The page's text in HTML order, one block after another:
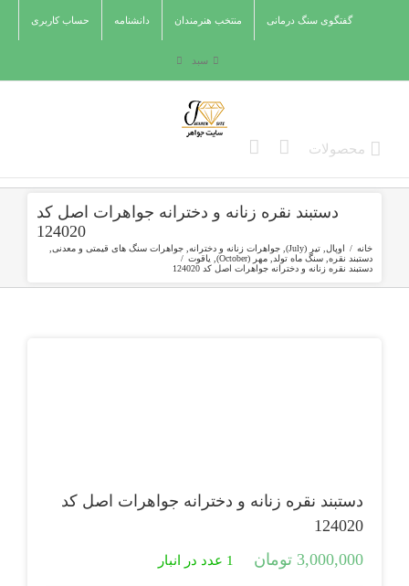
گفتگوی سنگ درمانی منتخب هنرمندان دانشنامه حساب کاربری
سبد
دستبند نقره زنانه و دخترانه جواهرات اصل کد
124020
خانه / اوپال تیر (July) جواهرات زنانه و دخترانه جواهرات سنگ های قیمتی و معدنی
دستبند نقره سنگ ماه تولد مهر (October) یاقوت /
دستبند نقره زنانه و دخترانه جواهرات اصل کد 124020
دستبند نقره زنانه و دخترانه جواهرات اصل کد
124020
3,000,000 تومان 1 عدد در انبار